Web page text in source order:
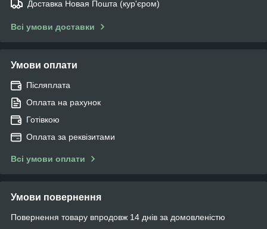
Доставка Новая Пошта (кур'єром)
Всі умови доставки
Умови оплати
Післяплата
Оплата на рахунок
Готівкою
Оплата за реквізитами
Всі умови оплати
Умови повернення
Повернення товару впродовж 14 днів за домовленістю